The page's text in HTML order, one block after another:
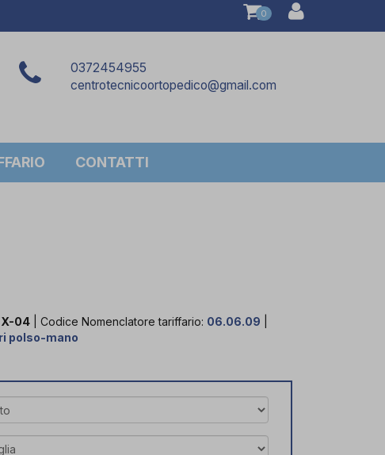
0
0372454955
centrotecnicoortopedico@gmail.com
CONTATTI
04 | Codice Nomenclatore tariffario: 06.06.09
polso-mano